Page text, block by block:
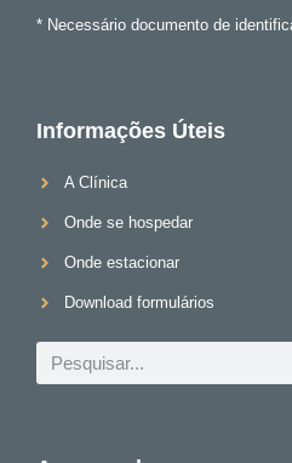
* Necessário documento de
Informações Úteis
A Clínica
Onde se hospedar
Onde estacionar
Download formulários